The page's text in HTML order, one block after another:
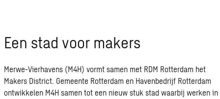
Een stad voor ma­kers
Merwe-Vierhavens (M4H) vormt samen met RDM Rotterdam het
Makers District. Gemeente Rotterdam en Havenbedrijf Rotterdam
ontwikkelen M4H samen tot een nieuw stuk stad waarbij werken in